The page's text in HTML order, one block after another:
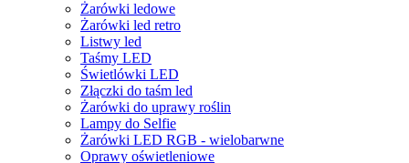
Żarówki ledowe
Żarówki led retro
Listwy led
Taśmy LED
Świetlówki LED
Złączki do taśm led
Żarówki do uprawy roślin
Lampy do Selfie
Żarówki LED RGB - wielobarwne
Oprawy oświetleniowe